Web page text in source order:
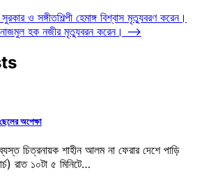
ও সঙ্গীতশিল্পী হেমাঙ্গ বিশ্বাস মৃত্যুবরণ করেন।
হক নজীর মৃত্যুবরন করেন। ⟶
অপেক্ষা
চিত্রনায়ক শাহীন আলম না ফেরার দেশে পাড়ি
রাত ১০টা ৫ মিনিটে…